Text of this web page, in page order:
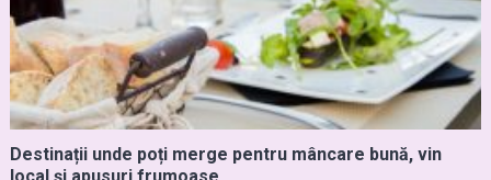
Destinații unde poți merge pentru mâncare bună, vin